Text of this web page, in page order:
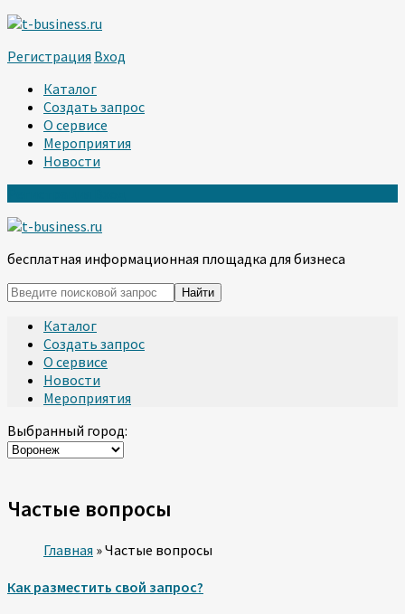
Регистрация Вход
Каталог
Создать запрос
О сервисе
Мероприятия
Новости
бесплатная информационная площадка для бизнеса
Каталог
Создать запрос
О сервисе
Новости
Мероприятия
Выбранный город:
Частые вопросы
Главная »Частые вопросы
Как разместить свой запрос?